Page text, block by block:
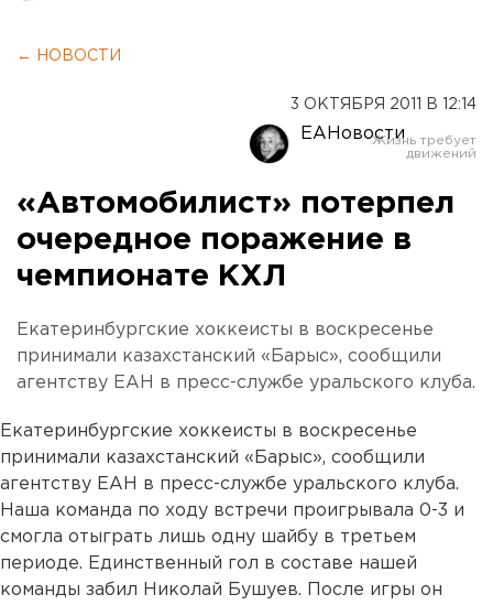
← НОВОСТИ
3 ОКТЯБРЯ 2011 В 12:14
ЕАНовости
«Автомобилист» потерпел
очередное поражение в
чемпионате КХЛ
Екатеринбургские хоккеисты в воскресенье
принимали казахстанский «Барыс», сообщили
агентству ЕАН в пресс-службе уральского клуба.
Екатеринбургские хоккеисты в воскресенье
принимали казахстанский «Барыс», сообщили
агентству ЕАН в пресс-службе уральского клуба.
Наша команда по ходу встречи проигрывала 0-3 и
смогла отыграть лишь одну шайбу в третьем
периоде. Единственный гол в составе нашей
команды забил Николай Бушуев. После игры он